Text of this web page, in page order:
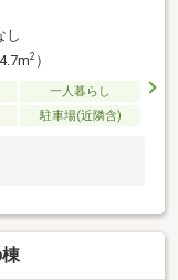
し
2）
一人暮らし
駐車場(近隣含)